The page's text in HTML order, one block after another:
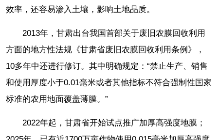
效率，还容易渗入土壤，影响土地品质。
2013年，甘肃出台我国首部关于废旧农膜回收利用
方面的地方性法规《甘肃省废旧农膜回收利用条例》，
10多年中还进行修订。其中明确规定：“禁止生产、销售
和使用厚度小于0.01毫米或者其他指标不符合强制性国家
标准的农用地面覆盖薄膜。”
2022年起，甘肃省开始试点推广加厚高强度地膜；